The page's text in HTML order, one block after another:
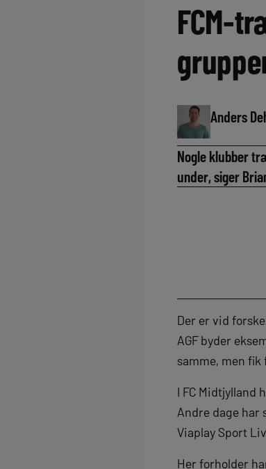
FCM-
Anders
Nogle klubber
under, siger
Der er vid
AGF byder
samme, men
I FC Midtjylland
Andre dage
Viaplay Sport
Her forholder